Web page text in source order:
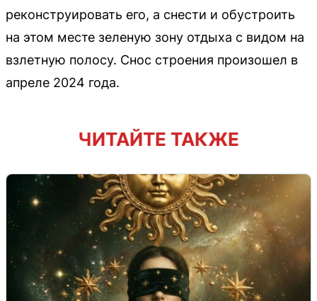
реконструировать его, а снести и обустроить
на этом месте зеленую зону отдыха с видом на
взлетную полосу. Снос строения произошел в
апреле 2024 года.
ЧИТАЙТЕ ТАКЖЕ